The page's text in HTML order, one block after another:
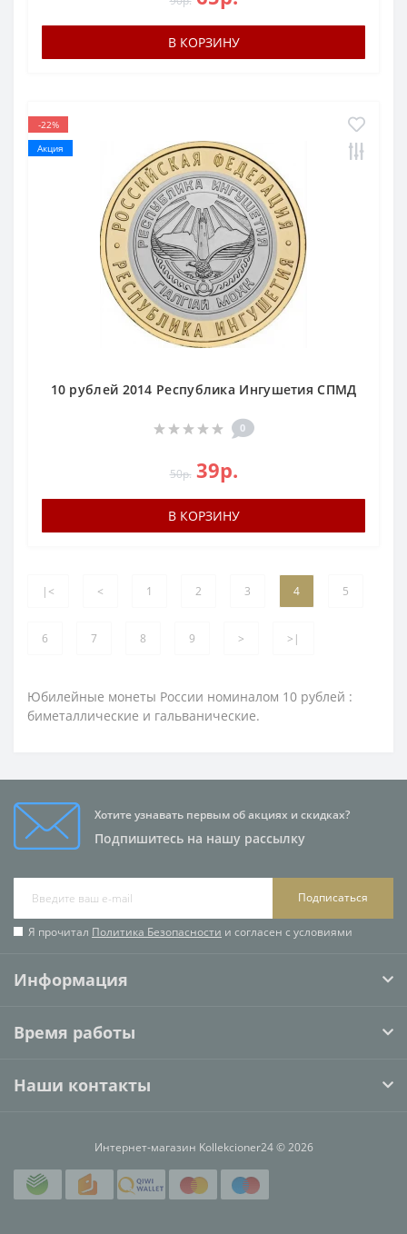
В КОРЗИНУ
-22%
Акция
10 рублей 2014 Республика Ингушетия СПМД
0
50р. 39р.
В КОРЗИНУ
|< < 1 2 3 4 5
6 7 8 9 > >|
Юбилейные монеты России номиналом 10 рублей :
биметаллические и гальванические.
Хотите узнавать первым об акциях и скидках?
Подпишитесь на нашу рассылку
Подписаться
Я прочитал Политика Безопасности и согласен с условиями
Информация
Время работы
Наши контакты
Интернет-магазин Kollekcioner24 © 2026